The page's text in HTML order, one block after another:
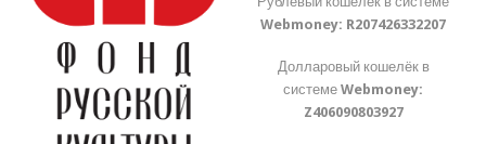
Webmoney: R207426332207
Долларовый кошелёк в
системеWebmoney:
Z406090803927